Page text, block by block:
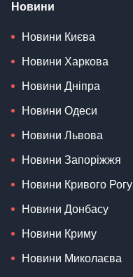
Новини
Новини Києва
Новини Харкова
Новини Дніпра
Новини Одеси
Новини Львова
Новини Запоріжжя
Новини Кривого Рогу
Новини Донбасу
Новини Криму
Новини Миколаєва